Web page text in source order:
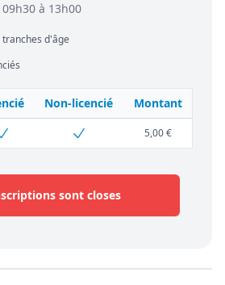
à 13h00
d'âge
Non-licencié Montant
5,00 €
sont closes